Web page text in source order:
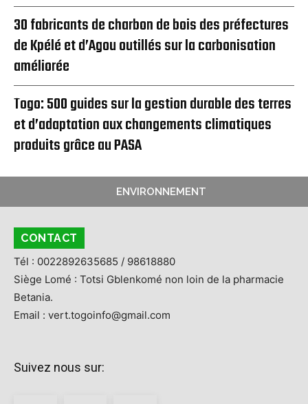
30 fabricants de charbon de bois des préfectures
de Kpélé et d’Agou outillés sur la carbonisation
améliorée
Togo: 500 guides sur la gestion durable des terres
et d’adaptation aux changements climatiques
produits grâce au PASA
ENVIRONNEMENT
CONTACT
Tél : 0022892635685 / 98618880
Siège Lomé : Totsi Gblenkomé non loin de la pharmacie
Betania.
Email : vert.togoinfo@gmail.com
Suivez nous sur: